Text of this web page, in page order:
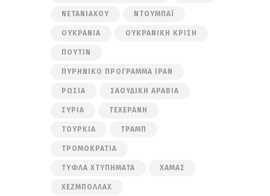
ΝΕΤΑΝΙΆΧΟΥ ΝΤΟΥΜΠΆΙ
ΟΥΚΡΑΝΊΑ ΟΥΚΡΑΝΙΚΉ ΚΡΊΣΗ
ΠΟΎΤΙΝ
ΠΥΡΗΝΙΚΌ ΠΡΌΓΡΑΜΜΑ ΙΡΆΝ
ΡΩΣΊΑ ΣΑΟΥΔΙΚΉ ΑΡΑΒΊΑ
ΣΥΡΊΑ ΤΕΧΕΡΆΝΗ
ΤΟΥΡΚΊΑ ΤΡΑΜΠ
ΤΡΟΜΟΚΡΑΤΊΑ
ΤΥΦΛΆ ΧΤΥΠΉΜΑΤΑ ΧΑΜΆΣ
ΧΕΖΜΠΟΛΛΆΧ